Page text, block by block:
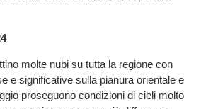
molte nubi su tutta la regione con
e significative sulla pianura orientale e
proseguono condizioni di cieli molto